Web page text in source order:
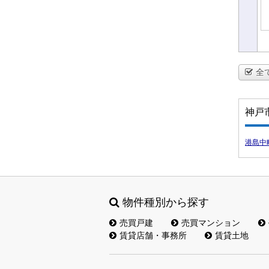
全
神戸
港島中
物件種別から探す
売買戸建 売買マンション
賃貸店舗・事務所
賃貸土地